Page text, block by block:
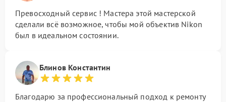
Превосходный сервис ! Мастера этой мастерской
сделали всё возможное, чтобы мой объектив Nikon
был в идеальном состоянии.
Блинов Константин
Благодарю за профессиональный подход к ремонту